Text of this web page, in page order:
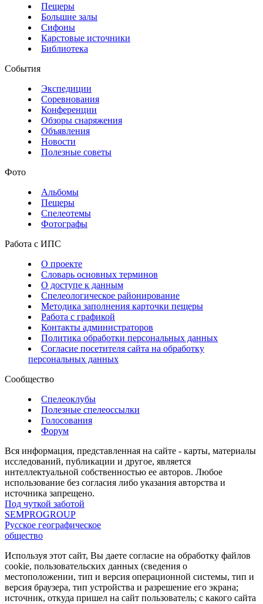
Пещеры
Большие залы
Сифоны
Карстовые источники
Библиотека
События
Экспедиции
Соревнования
Конференции
Обзоры снаряжения
Объявления
Новости
Полезные советы
Фото
Альбомы
Пещеры
Спелеотемы
Фотографы
Работа с ИПС
О проекте
Словарь основных терминов
О доступе к данным
Спелеологическое районирование
Методика заполнения карточки пещеры
Работа с графикой
Контакты администраторов
Политика обработки персональных данных
Согласие посетителя сайта на обработку
персональных данных
Сообщество
Спелеоклубы
Полезные спелеоссылки
Голосования
Форум
Вся информация, представленная на сайте - карты, материалы
исследований, публикации и другое, является
интеллектуальной собственностью ее авторов. Любое
использование без согласия либо указания авторства и
источника запрещено.
Под чуткой заботой
SEMPROGROUP
Русское географическое
общество
Используя этот сайт, Вы даете согласие на обработку файлов
cookie, пользовательских данных (сведения о
местоположении, тип и версия операционной системы, тип и
версия браузера, тип устройства и разрешение его экрана;
источник, откуда пришел на сайт пользователь; с какого сайта